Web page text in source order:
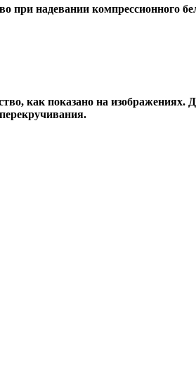
при надевании компрессионного
как показано на изображениях.